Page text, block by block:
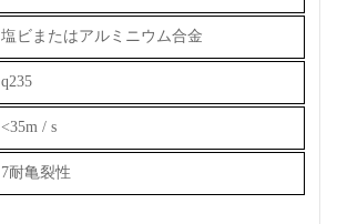
塩ビまたはアルミニウム合金
q235
<35m / s
7耐亀裂性